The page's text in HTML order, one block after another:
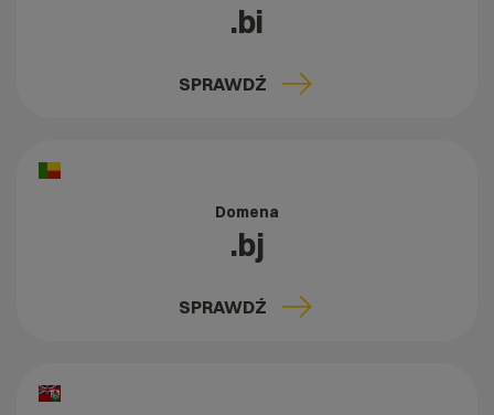
.bi
SPRAWDŹ
Domena
.bj
SPRAWDŹ